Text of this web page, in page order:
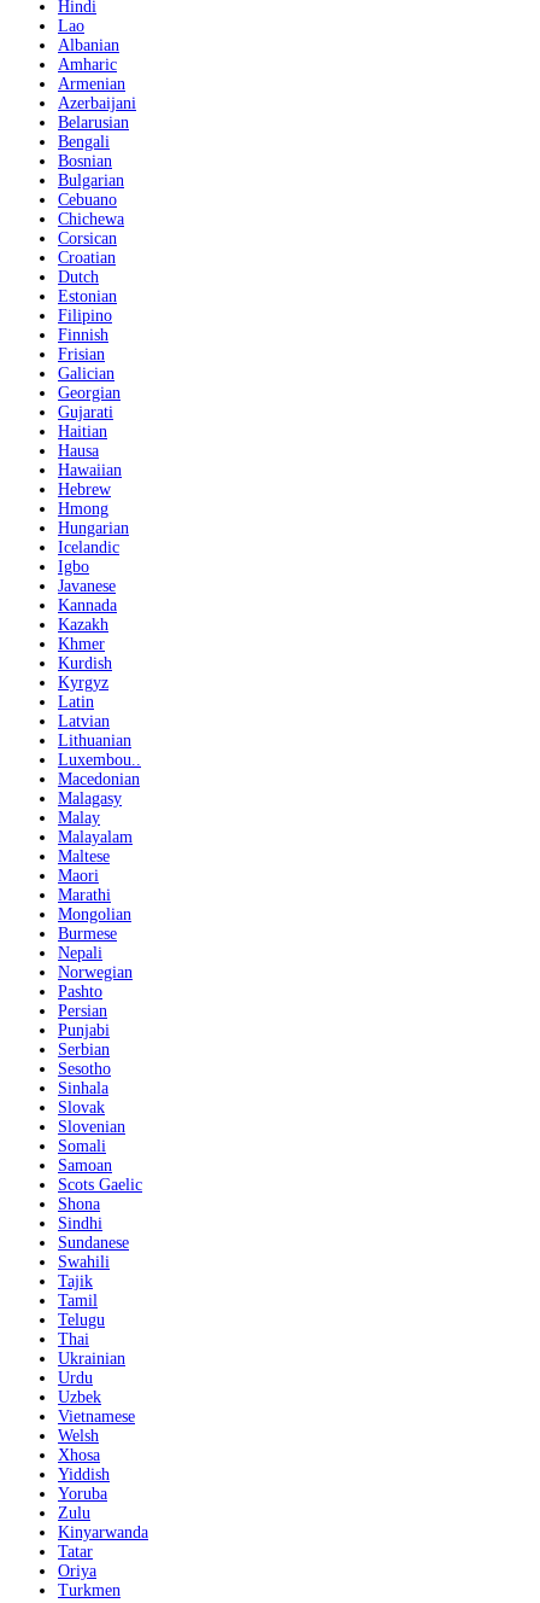
Hindi
Lao
Albanian
Amharic
Armenian
Azerbaijani
Belarusian
Bengali
Bosnian
Bulgarian
Cebuano
Chichewa
Corsican
Croatian
Dutch
Estonian
Filipino
Finnish
Frisian
Galician
Georgian
Gujarati
Haitian
Hausa
Hawaiian
Hebrew
Hmong
Hungarian
Icelandic
Igbo
Javanese
Kannada
Kazakh
Khmer
Kurdish
Kyrgyz
Latin
Latvian
Lithuanian
Luxembou..
Macedonian
Malagasy
Malay
Malayalam
Maltese
Maori
Marathi
Mongolian
Burmese
Nepali
Norwegian
Pashto
Persian
Punjabi
Serbian
Sesotho
Sinhala
Slovak
Slovenian
Somali
Samoan
Scots Gaelic
Shona
Sindhi
Sundanese
Swahili
Tajik
Tamil
Telugu
Thai
Ukrainian
Urdu
Uzbek
Vietnamese
Welsh
Xhosa
Yiddish
Yoruba
Zulu
Kinyarwanda
Tatar
Oriya
Turkmen